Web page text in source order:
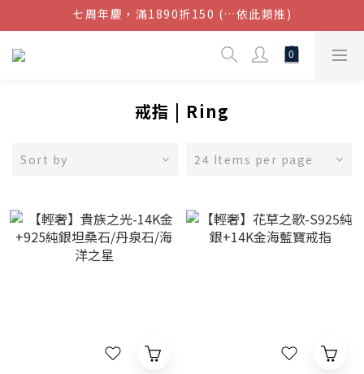
結帳金額滿$1080超取免運
點我加入官方LINE帳號，獲得50元現金券
結帳金額滿$1080超取免運
戒指 | Ring
Sort by 24 Items per page